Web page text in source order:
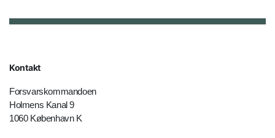
Kontakt
Forsvarskommandoen
Holmens Kanal 9
1060 København K